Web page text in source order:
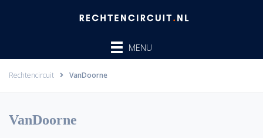
MENU
Rechtencircuit VanDoorne
VanDoorne